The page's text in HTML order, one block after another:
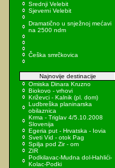
Srednji Velebit
Sjeverni Velebit
Dramatično u snježnoj mećavi
na 2500 ndm
Češka smrčkovica
Najnovije destinacije
Omiska Dinara Kruzno
Biokovo - vrhovi
Križevci - Kalnik (pl. dom)
Ludbreška planinarska
obilaznica
Krma - Triglav 4/5.10.2008
Slovenija
Egeria put - Hrvatska - Iovia
Sveti Vid - otok Pag
Spilja pod Zir - om
ZIR
Podkilavac-Mudna dol-Hahlići-
Kolac-Podki